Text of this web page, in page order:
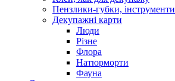
Пензлики-губки, інструменти
Декупажні карти
Люди
Різне
Флора
Натюрморти
Фауна